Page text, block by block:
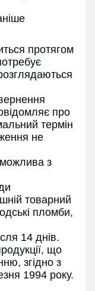
протягом
про
термін
не
з
товарний
пломби,
14 днів.
що
згідно з
1994 року.